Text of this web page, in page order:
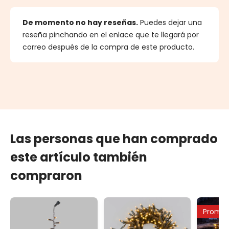
De momento no hay reseñas. Puedes dejar una
reseña pinchando en el enlace que te llegará por
correo después de la compra de este producto.
Las personas que han comprado
este artículo también
compraron
Promo